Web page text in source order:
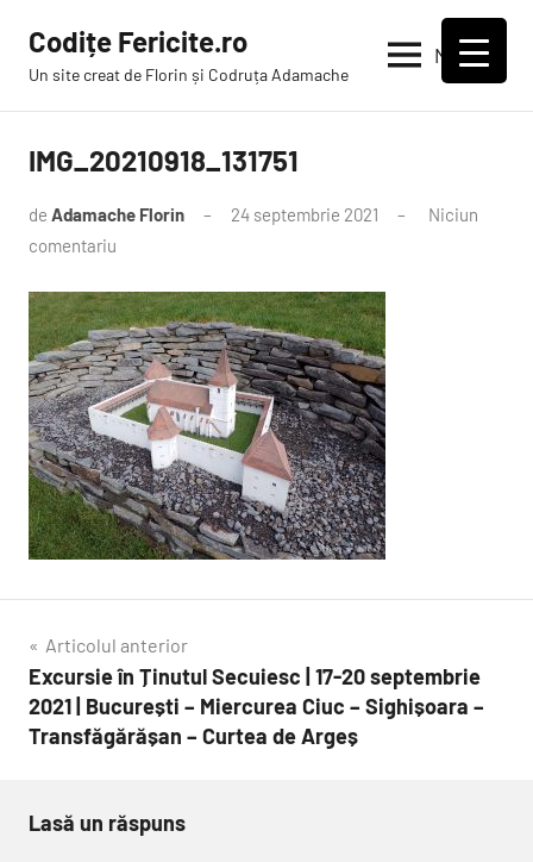
conținut
Codițe Fericite.ro
Un site creat de Florin și Codruța Adamache
Meniu
IMG_20210918_131751
de Adamache Florin 24 septembrie 2021
Niciun
comentariu
Navigare
în
articole
Articolul anterior
Excursie în Ținutul Secuiesc | 17-20 septembrie
2021 | București – Miercurea Ciuc – Sighișoara –
Transfăgărășan – Curtea de Argeș
Lasă un răspuns